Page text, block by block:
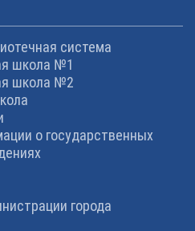
система
школа №1
школа №2
о государственных
города